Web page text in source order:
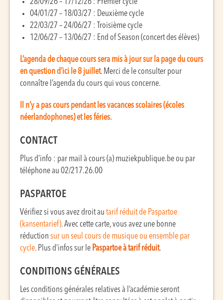
28/09/26 – 17/12/26 : Premier cycle
04/01/27 – 18/03/27 : Deuxième cycle
22/03/27 – 24/06/27 : Troisième cycle
12/06/27 – 13/06/27 : End of Season (concert des élèves)
L’agenda de chaque cours sera mis à jour sur la page du cours
en question d’ici le 8 juillet. Merci de le consulter pour
connaître l’agenda du cours qui vous concerne.
Il n’y a pas cours pendant les vacances scolaires (écoles
néerlandophones) et les féries.
CONTACT
Plus d’info : par mail à cours (a) muziekpublique.be ou par
téléphone au 02/217.26.00
PASPARTOE
Vérifiez si vous avez droit au tarif réduit de Paspartoe
(kansentarief). Avec cette carte, vous avez une bonne
réduction sur un seul cours de musique ou ensemble par
cycle. Plus d’infos sur le Paspartoe à tarif réduit.
CONDITIONS GÉNÉRALES
Les conditions générales relatives à l’académie seront